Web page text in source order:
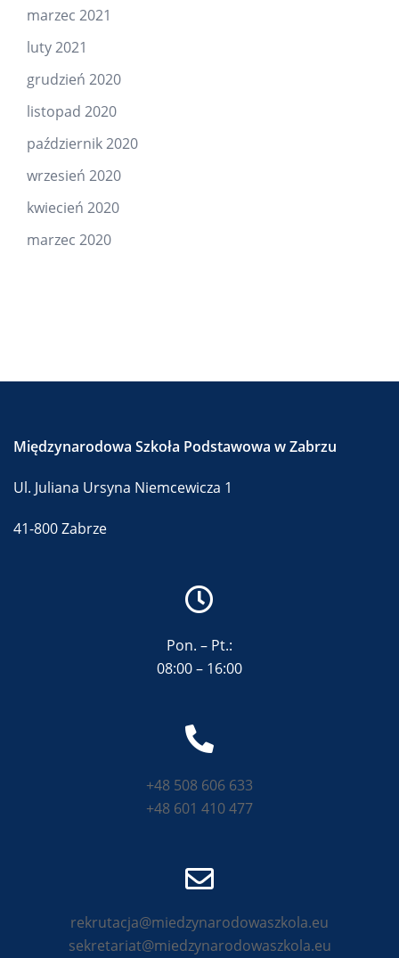
marzec 2021
luty 2021
grudzień 2020
listopad 2020
październik 2020
wrzesień 2020
kwiecień 2020
marzec 2020
Międzynarodowa Szkoła Podstawowa w Zabrzu
Ul. Juliana Ursyna Niemcewicza 1
41-800 Zabrze
Pon. – Pt.:
08:00 – 16:00
+48 508 606 633
+48 601 410 477
rekrutacja@miedzynarodowaszkola.eu
sekretariat@miedzynarodowaszkola.eu